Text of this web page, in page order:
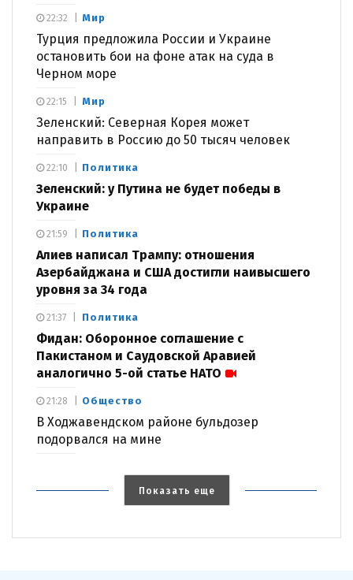
Мир
Турция предложила России и Украине
остановить бои на фоне атак на суда в
Черном море
22:32
Мир
Зеленский: Северная Корея может
направить в Россию до 50 тысяч человек
22:15
Политика
Зеленский: у Путина не будет победы в
Украине
22:10
Политика
Алиев написал Трампу: отношения
Азербайджана и США достигли наивысшего
уровня за 34 года
21:59
Политика
Фидан: Оборонное соглашение с
Пакистаном и Саудовской Аравией
аналогично 5-ой статье НАТО
21:37
Общество
В Ходжавендском районе бульдозер
подорвался на мине
21:28
Показать еще